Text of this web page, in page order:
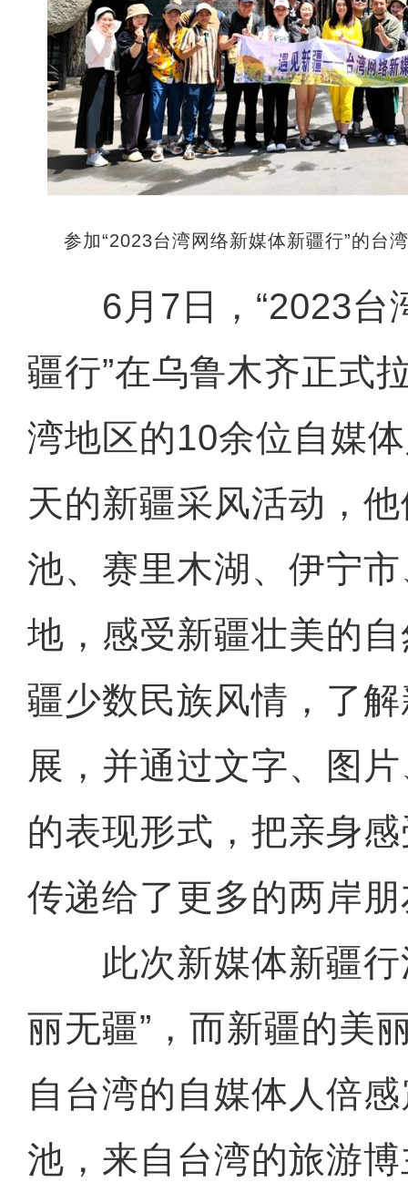
参加“2023台湾网络新媒体新疆行”的台
6月7日，“2023台
疆行”在乌鲁木齐正式
湾地区的10余位自媒
天的新疆采风活动，
池、赛里木湖、伊宁
地，感受新疆壮美的
疆少数民族风情，了
展，并通过文字、图
的表现形式，把亲身
传递给了更多的两岸
此次新媒体新疆行
丽无疆”，而新疆的美
自台湾的自媒体人倍
池，来自台湾的旅游